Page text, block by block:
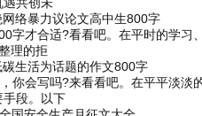
网络暴力议论文高中生800字
字才合适?看看吧。在平时的学
理的拒
碳生活为话题的作文800字
你会写吗?来看看吧。在平平淡
手段。以下